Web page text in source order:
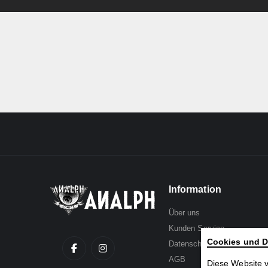
Information
Über uns
Kunden Service
Datenschutz
AGB
Cookies und
Diese Website